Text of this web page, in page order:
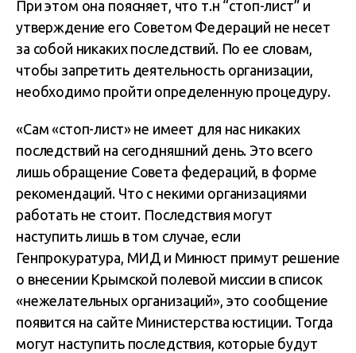
При этом она поясняет, что т.н “стоп-лист” и
утверждение его Советом Федераций не несет
за собой никаких последствий. По ее словам,
чтобы запретить деятельность организации,
необходимо пройти определенную процедуру.
«Сам «стоп-лист» не имеет для нас никаких
последствий на сегодняшний день. Это всего
лишь обращение Совета федераций, в форме
рекомендаций. Что с некими организациями
работать не стоит. Последствия могут
наступить лишь в том случае, если
Генпрокуратура, МИД и Минюст примут решение
о внесении Крымской полевой миссии в список
«нежелательных организаций», это сообщение
появится на сайте Министерства юстиции. Тогда
могут наступить последствия, которые будут